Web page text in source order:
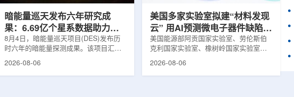
暗能量巡天发布六年研究成
果：6.69亿个星系数据助力约
束宇宙加速膨胀
8月4日，暗能量巡天项目(DES)发布历
时六年的暗能量探测成果。该项目汇总
形成18篇相关论文，基于2013年至2019
2026-08-06
美国多家实验室拟建“材料发现
云” 用AI预测微电子器件缺陷影
响
美国能源部阿贡国家实验室、劳伦斯伯
克利国家实验室、橡树岭国家实验室和
西北大学的研究人员正计划开发材料发
2026-08-06